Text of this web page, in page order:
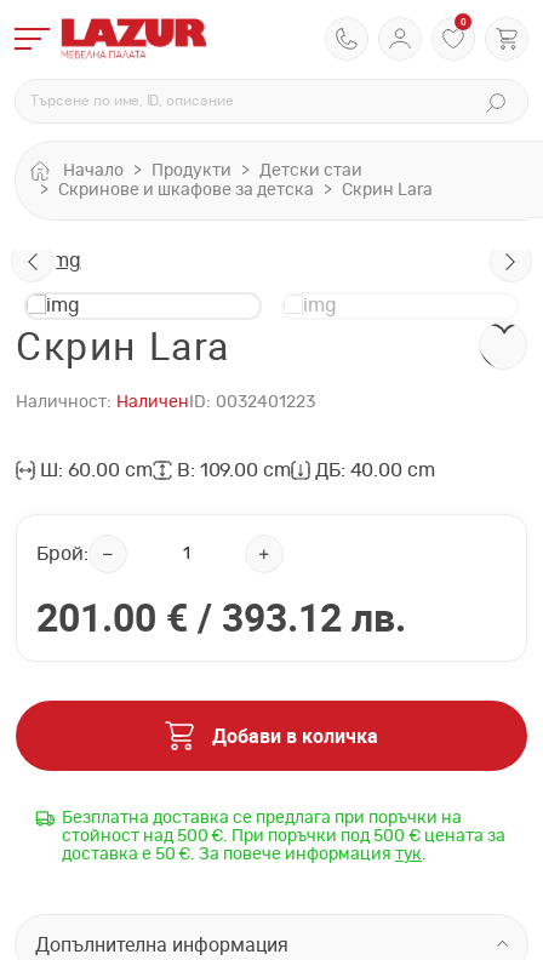
0
Начало Продукти
Детски стаи
Скринове и шкафове за детска
Скрин Lara
Скрин Lara
Наличност: Наличен ID: 0032401223
Ш: 60.00 cm В: 109.00 cm ДБ: 40.00 cm
Брой:
201.00 € / 393.12 лв.
Добави в количка
Безплатна доставка се предлага при поръчки на
стойност над 500 €. При поръчки под 500 € цената за
доставка е 50 €. За повече информация тук.
Допълнителна информация